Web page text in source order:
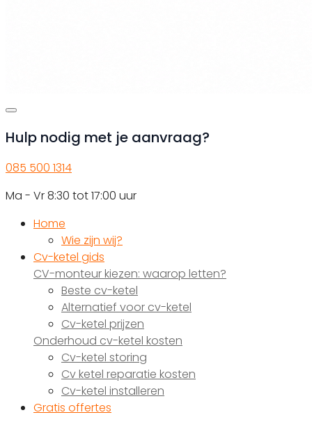
Hulp nodig met je aanvraag?
085 500 1314
Ma - Vr 8:30 tot 17:00 uur
Home
Wie zijn wij?
Cv-ketel gids
CV-monteur kiezen: waarop letten?
Beste cv-ketel
Alternatief voor cv-ketel
Cv-ketel prijzen
Onderhoud cv-ketel kosten
Cv-ketel storing
Cv ketel reparatie kosten
Cv-ketel installeren
Gratis offertes